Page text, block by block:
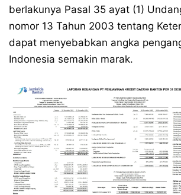
berlakunya Pasal 35 ayat (1)
nomor 13 Tahun 2003 tentang
dapat menyebabkan angka
Indonesia semakin marak.